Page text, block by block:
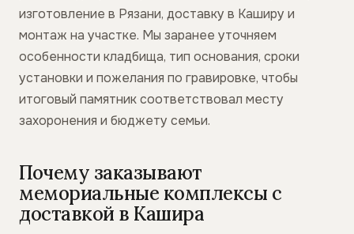
изготовление в Рязани, доставку в Каширу и
монтаж на участке. Мы заранее уточняем
особенности кладбища, тип основания, сроки
установки и пожелания по гравировке, чтобы
итоговый памятник соответствовал месту
захоронения и бюджету семьи.
Почему заказывают
мемориальные комплексы с
доставкой в Кашира